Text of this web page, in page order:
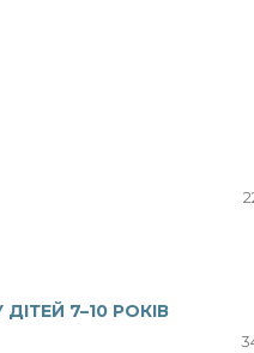
7–10 РОКІВ